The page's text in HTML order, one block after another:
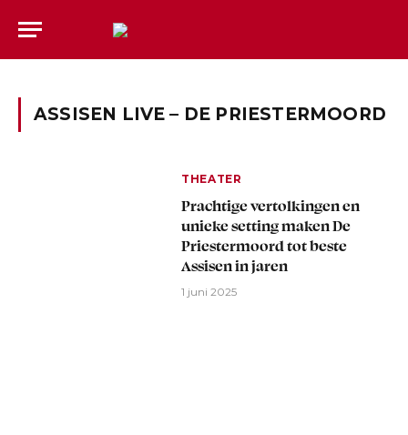
ASSISEN LIVE – DE PRIESTERMOORD
THEATER
Prachtige vertolkingen en
unieke setting maken De
Priestermoord tot beste
Assisen in jaren
1 juni 2025